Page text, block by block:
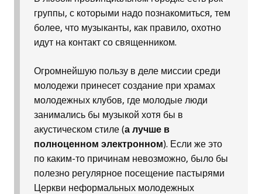
группы, с которыми надо познакомиться, тем
более, что музыканты, как правило, охотно
идут на контакт со священником.
Огромнейшую пользу в деле миссии среди
молодежи принесет создание при храмах
молодежных клубов, где молодые люди
занимались бы музыкой хотя бы в
акустическом стиле (а лучше в
полноценном электронном). Если же это
по каким-то причинам невозможно, было бы
полезно регулярное посещение пастырями
Церкви неформальных молодежных